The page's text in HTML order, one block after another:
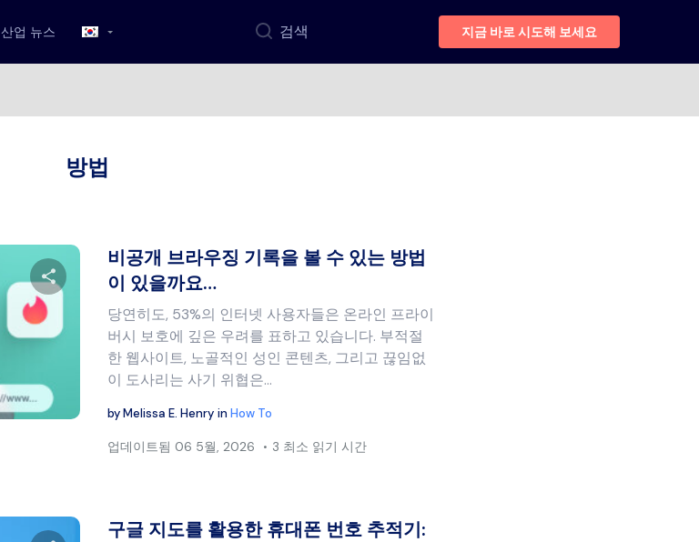
산업 뉴스 검색 지금 바로 시도해 보세요
방법
이 글을 공유하세요
트위터
비공개 브라우징 기록을 볼 수 있는 방법
이 있을까요…
당연히도, 53%의 인터넷 사용자들은 온라인 프라이
버시 보호에 깊은 우려를 표하고 있습니다. 부적절
한 웹사이트, 노골적인 성인 콘텐츠, 그리고 끊임없
이 도사리는 사기 위협은…
byMelissa E. Henry inHow To
업데이트됨 06 5월, 2026 3 최소 읽기 시간
구글 지도를 활용한 휴대폰 번호 추적기: